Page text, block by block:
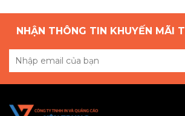
NHẬN THÔNG TIN KHUYẾN MÃI